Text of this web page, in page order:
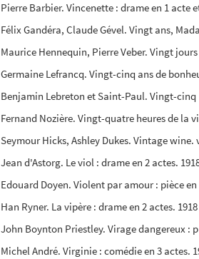
Pierre Barbier. Vincenette : drame en 1 acte
Félix Gandéra, Claude Gével. Vingt ans,
Maurice Hennequin, Pierre Veber. Vingt
Germaine Lefrancq. Vingt-cinq ans de
Benjamin Lebreton et Saint-Paul. Vingt-
Fernand Nozière. Vingt-quatre heures de la
Seymour Hicks, Ashley Dukes. Vintage wine.
Jean d'Astorg. Le viol : drame en 2 actes.
Edouard Doyen. Violent par amour : pièce en
Han Ryner. La vipère : drame en 2 actes. 1918
John Boynton Priestley. Virage dangereux :
Michel André. Virginie : comédie en 3 actes.